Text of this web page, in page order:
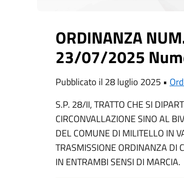
ORDINANZA
23/07/2025
Pubblicato il 28 luglio 2025 •
S.P. 28/II, TRATTO CHE SI
CIRCONVALLAZIONE SINO AL
DEL COMUNE DI MILITELLO IN
TRASMISSIONE ORDINANZA DI
IN ENTRAMBI SENSI DI MARCIA.